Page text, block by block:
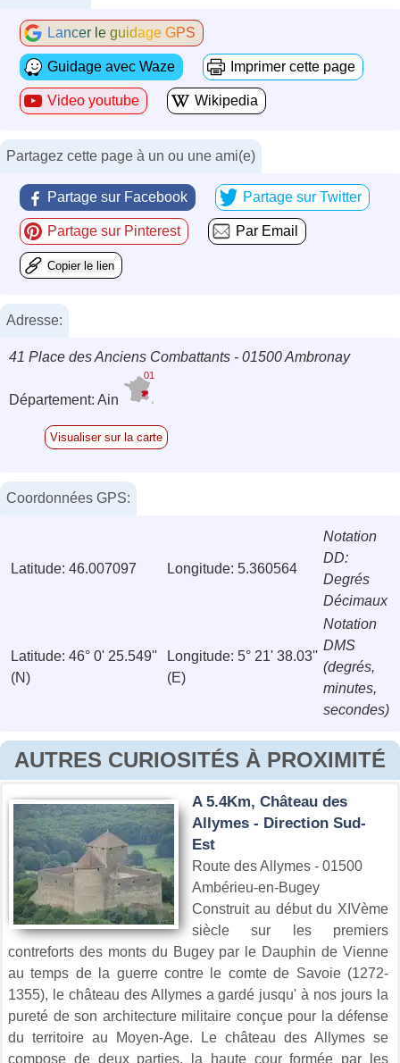
Lancer le guidage GPS
Guidage avec Waze Imprimer cette page
Video youtube Wikipedia
Partagez cette page à un ou une ami(e)
Partage sur Facebook Partage sur Twitter
Partage sur Pinterest Par Email
Copier le lien
Adresse:
41 Place des Anciens Combattants - 01500 Ambronay
Département: Ain
01
Visualiser sur la carte
Coordonnées GPS:
Latitude: 46.007097 Longitude: 5.360564
Notation
DD:
Degrés
Décimaux
Latitude: 46° 0' 25.549''
(N)
Longitude: 5° 21' 38.03''
(E)
Notation
DMS
(degrés,
minutes,
secondes)
AUTRES CURIOSITÉS À PROXIMITÉ
A 5.4Km, Château des
Allymes - Direction Sud-
Est
Route des Allymes - 01500
Ambérieu-en-Bugey
Construit au début du XIVème
siècle sur les premiers
contreforts des monts du Bugey par le Dauphin de Vienne
au temps de la guerre contre le comte de Savoie (1272-
1355), le château des Allymes a gardé jusqu' à nos jours la
pureté de son architecture militaire conçue pour la défense
du territoire au Moyen-Age. Le château des Allymes se
compose de deux parties, la haute cour formée par les